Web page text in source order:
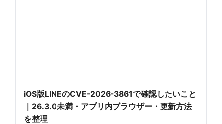
iOS版LINEのCVE-2026-3861で確認したいこと
｜26.3.0未満・アプリ内ブラウザー・更新方法
を整理